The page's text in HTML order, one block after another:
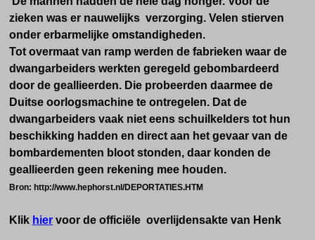
zieken was er nauwelijks verzorging. Velen stierven
onder erbarmelijke omstandigheden.
Tot overmaat van ramp werden de fabrieken waar de
dwangarbeiders werkten geregeld gebombardeerd
door de geallieerden. Die probeerden daarmee de
Duitse oorlogsmachine te ontregelen. Dat de
dwangarbeiders vaak niet eens schuilkelders tot hun
beschikking hadden en direct aan het gevaar van de
bombardementen bloot stonden, daar konden de
geallieerden geen rekening mee houden.
Bron: http://www.hephorst.nl/DEPORTATIES.HTM
Klik hier voor de officiële overlijdensakte van Henk